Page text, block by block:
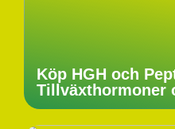
Köp HGH och
Tillväxthormoner